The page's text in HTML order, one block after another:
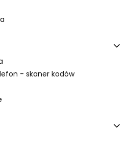
- skaner kodów